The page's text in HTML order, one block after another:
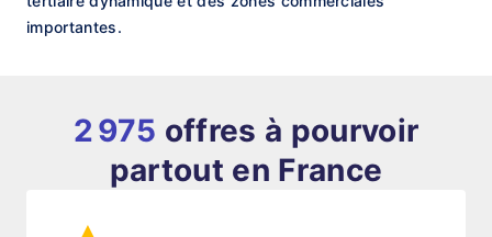
importantes.
2 975 offres à pourvoir
partout en France